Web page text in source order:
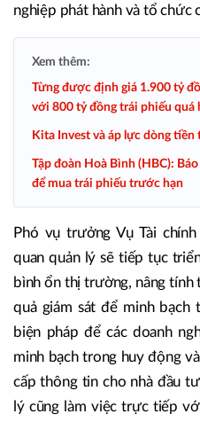
nghiệp phát hành và tổ chức
Xem thêm:
Từng được định giá 1.900 tỷ
với 800 tỷ đồng trái phiếu quá
Kita Invest và áp lực dòng
Tập đoàn Hoà Bình (HBC):
để mua trái phiếu trước hạn
Phó vụ trưởng Vụ Tài
quan quản lý sẽ tiếp tục
bình ổn thị trường, nâng tính
quả giám sát để minh
biện pháp để các doanh
minh bạch trong huy động
cấp thông tin cho nhà đầu
lý cũng làm việc trực tiếp